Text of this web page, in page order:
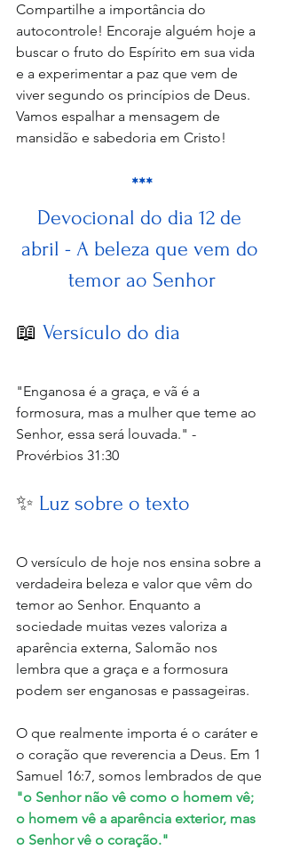
Compartilhe a importância do
autocontrole! Encoraje alguém hoje a
buscar o fruto do Espírito em sua vida
e a experimentar a paz que vem de
viver segundo os princípios de Deus.
Vamos espalhar a mensagem de
mansidão e sabedoria em Cristo!
***
Devocional do dia 12 de
abril - A beleza que vem do
temor ao Senhor
📖 Versículo do dia
"Enganosa é a graça, e vã é a
formosura, mas a mulher que teme ao
Senhor, essa será louvada." -
Provérbios 31:30
✨ Luz sobre o texto
O versículo de hoje nos ensina sobre a
verdadeira beleza e valor que vêm do
temor ao Senhor. Enquanto a
sociedade muitas vezes valoriza a
aparência externa, Salomão nos
lembra que a graça e a formosura
podem ser enganosas e passageiras.
O que realmente importa é o caráter e
o coração que reverencia a Deus. Em 1
Samuel 16:7, somos lembrados de que
"o Senhor não vê como o homem vê;
o homem vê a aparência exterior, mas
o Senhor vê o coração."